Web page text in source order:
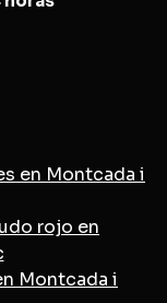
en Montcada i
rojo en
Montcada i